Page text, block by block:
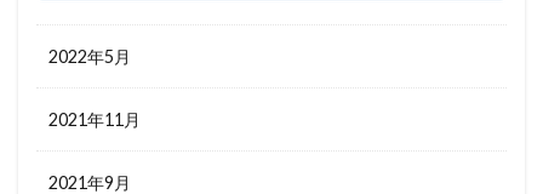
2022年5月
2021年11月
2021年9月